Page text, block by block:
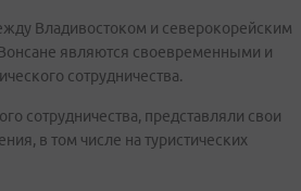
Владивостоком и северокорейским
Вонсане являются своевременными и
сотрудничества.
сотрудничества, представляли свои
в том числе на туристических